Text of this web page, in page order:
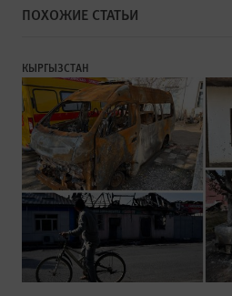
ПОХОЖИЕ СТАТЬИ
КЫРГЫЗСТАН